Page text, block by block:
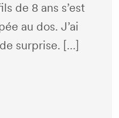
de 8 ans s’est
au dos. J’ai
surprise. […]